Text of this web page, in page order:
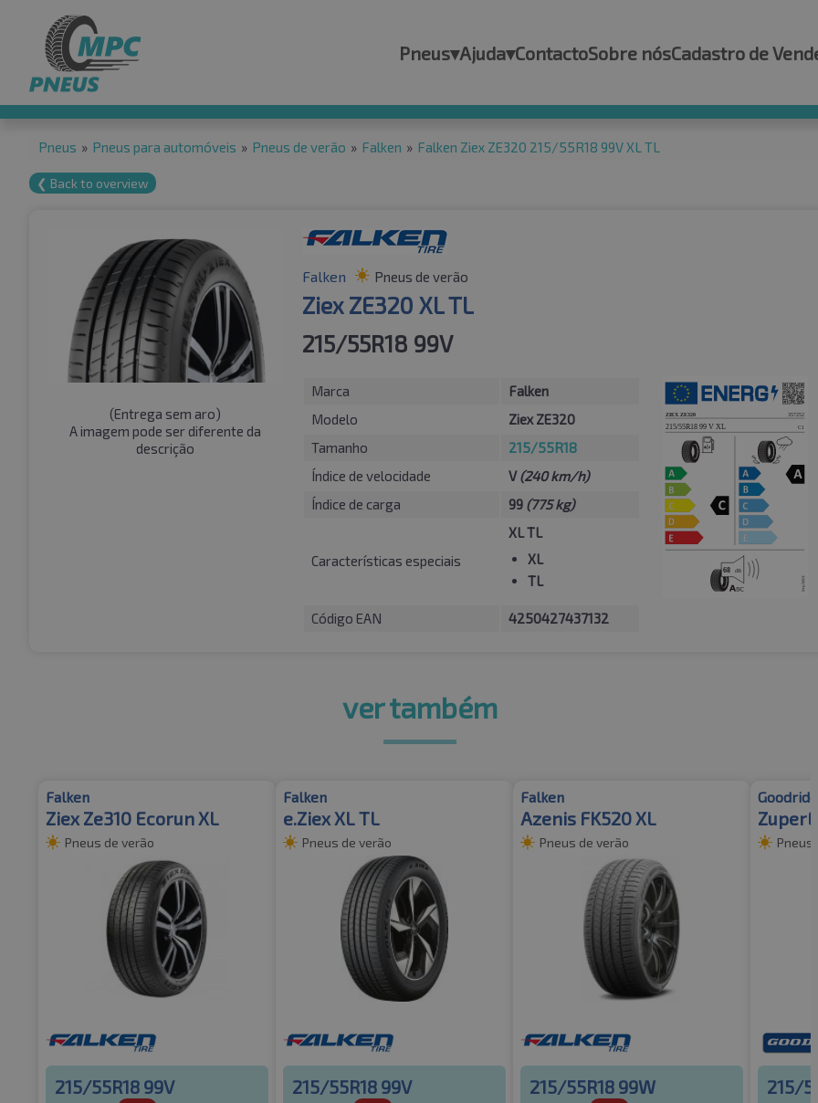
Pneus▾Ajuda▾ContactoSobre nósCadastro de
Pneus » Pneus para automóveis » Pneus de verão » Falken » Falken Ziex ZE320 215/55R18 99V XL TL
❮ Back to overview
(Entrega sem aro)
A imagem pode ser diferente da
descrição
Falken Pneus de verão
Ziex ZE320 XL TL
215/55R18 99V
Marca
Falken
Modelo
Ziex ZE320
Tamanho
215/55R18
Índice de velocidade
V(240 km/h)
Índice de carga
99 (775 kg)
Características especiais
XL TL
XL
TL
Código EAN 4250427437132
ver também
Falken
Ziex Ze310 Ecorun XL
Pneus de verão
215/55R18 99V
Falken
e.Ziex XL TL
Pneus de verão
215/55R18 99V
Falken
Azenis FK520 XL
Pneus de verão
215/55R18 99W
Goodride
Pneus
215/